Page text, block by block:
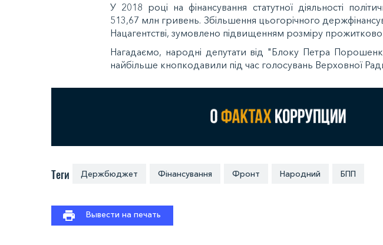
У 2018 році на фінансування статутної діяльності
513,67 млн гривень. Збільшення цьогорічного
Нацагентстві, зумовлено підвищенням розміру
Нагадаємо, народні депутати від "Блоку Петра
найбільше кнопкодавили під час голосувань Верховної
Теги Держбюджет Фінансування Фронт Народний БПП
Вывести на печать